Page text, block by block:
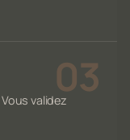
validez